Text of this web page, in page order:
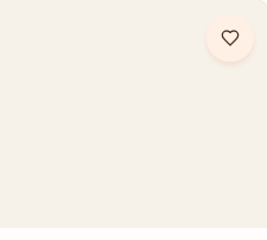
receitas que reúnem